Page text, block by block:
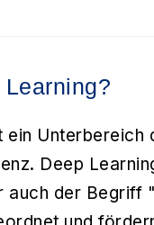
ein Unterbereich
Deep
auch der Begriff